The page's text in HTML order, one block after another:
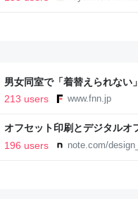
男女同室で「着替えられな
「標準化されていない」 令
213 users www.fnn.jp
オフセット印刷とデジタルオ
と。｜デザインのひきだし
196 users note.com/